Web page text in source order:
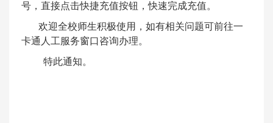
号，直接点击快捷充值按钮，快速完成充值。
欢迎全校师生积极使用，如有相关问题可前往一
卡通人工服务窗口咨询办理。
特此通知。